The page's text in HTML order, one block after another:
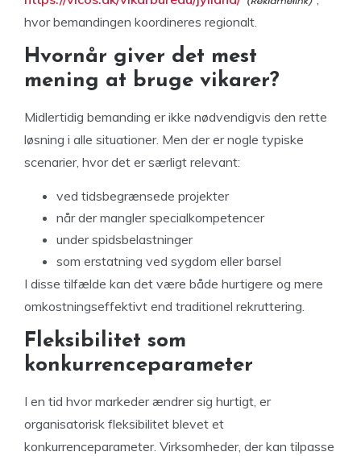
hvor bemandingen koordineres regionalt.
Hvornår giver det mest
mening at bruge vikarer?
Midlertidig bemanding er ikke nødvendigvis den rette
løsning i alle situationer. Men der er nogle typiske
scenarier, hvor det er særligt relevant:
ved tidsbegrænsede projekter
når der mangler specialkompetencer
under spidsbelastninger
som erstatning ved sygdom eller barsel
I disse tilfælde kan det være både hurtigere og mere
omkostningseffektivt end traditionel rekruttering.
Fleksibilitet som
konkurrenceparameter
I en tid hvor markeder ændrer sig hurtigt, er
organisatorisk fleksibilitet blevet et
konkurrenceparameter. Virksomheder, der kan tilpasse